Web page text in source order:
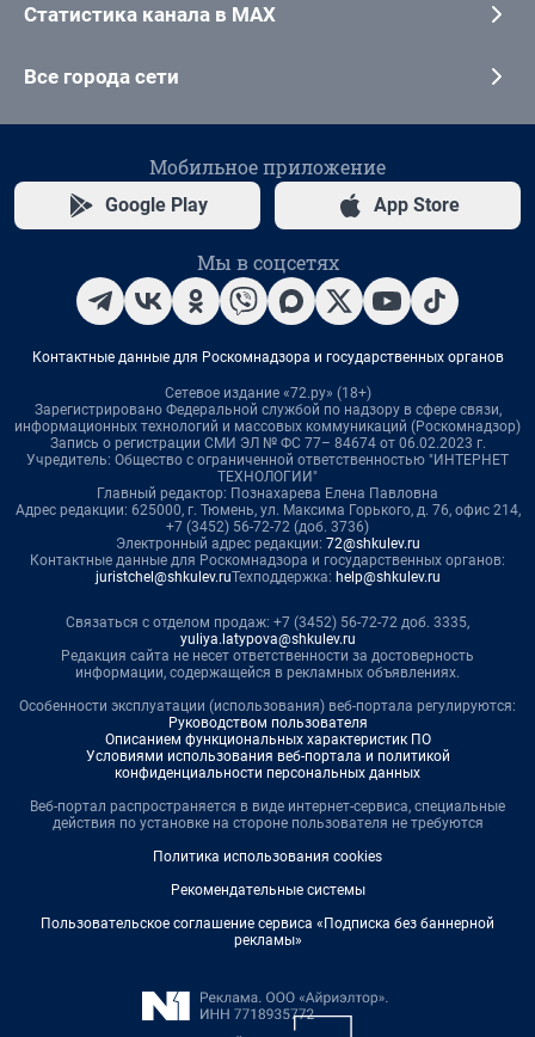
Статистика канала в MAX
Все города сети
Мобильное приложение
Google Play App Store
Мы в соцсетях
Контактные данные для Роскомнадзора и государственных органов
Сетевое издание «72.ру» (18+)
Зарегистрировано Федеральной службой по надзору в сфере связи,
информационных технологий и массовых коммуникаций (Роскомнадзор)
Запись о регистрации СМИ ЭЛ № ФС 77– 84674 от 06.02.2023 г.
Учредитель: Общество с ограниченной ответственностью "ИНТЕРНЕТ
ТЕХНОЛОГИИ"
Главный редактор: Познахарева Елена Павловна
Адрес редакции: 625000, г. Тюмень, ул. Максима Горького, д. 76, офис 214,
+7 (3452) 56-72-72 (доб. 3736)
Электронный адрес редакции: 72@shkulev.ru
Контактные данные для Роскомнадзора и государственных органов:
juristchel@shkulev.ruТехподдержка: help@shkulev.ru
Связаться с отделом продаж: +7 (3452) 56-72-72 доб. 3335,
yuliya.latypova@shkulev.ru
Редакция сайта не несет ответственности за достоверность
информации, содержащейся в рекламных объявлениях.
Особенности эксплуатации (использования) веб-портала регулируются:
Руководством пользователя
Описанием функциональных характеристик ПО
Условиями использования веб-портала и политикой
конфиденциальности персональных данных
Веб-портал распространяется в виде интернет-сервиса, специальные
действия по установке на стороне пользователя не требуются
Политика использования cookies
Рекомендательные системы
Пользовательское соглашение сервиса «Подписка без баннерной
рекламы»